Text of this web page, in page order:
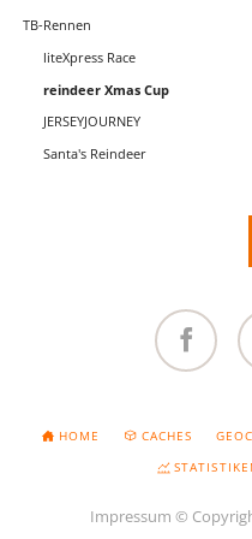
TB-Rennen
liteXpress Race
reindeer Xmas Cup
JERSEYJOURNEY
Santa's Reindeer
NAVIGATION
ÜBERSPRINGEN
HOME CACHES
Impressum ©